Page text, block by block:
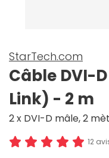
StarTech.com
Câble DVI-
Link) - 2 m
2 x DVI-D mâle, 2
12